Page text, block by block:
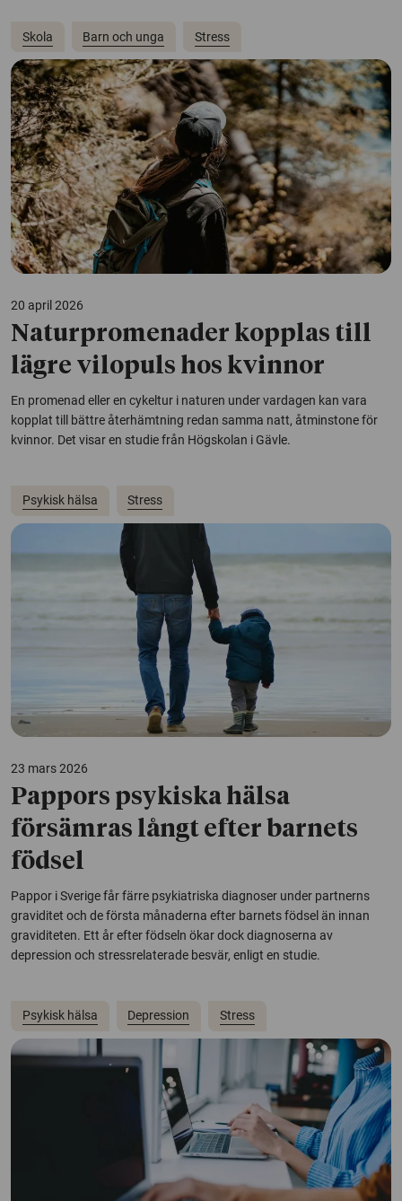
Skola Barn och unga Stress
20 april 2026
Naturpromenader kopplas till
lägre vilopuls hos kvinnor
En promenad eller en cykeltur i naturen under vardagen kan vara
kopplat till bättre återhämtning redan samma natt, åtminstone för
kvinnor. Det visar en studie från Högskolan i Gävle.
Psykisk hälsa Stress
23 mars 2026
Pappors psykiska hälsa
försämras långt efter barnets
födsel
Pappor i Sverige får färre psykiatriska diagnoser under partnerns
graviditet och de första månaderna efter barnets födsel än innan
graviditeten. Ett år efter födseln ökar dock diagnoserna av
depression och stressrelaterade besvär, enligt en studie.
Psykisk hälsa Depression Stress